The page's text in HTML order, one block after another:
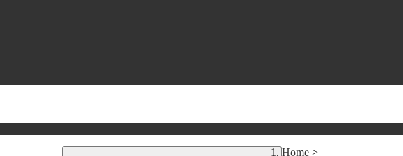
Home >